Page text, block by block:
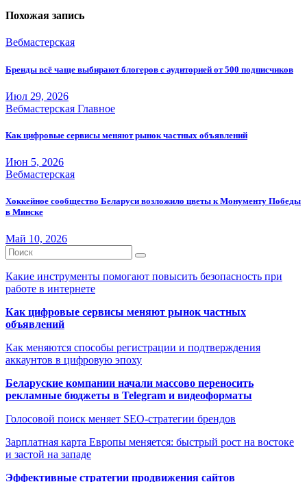
Похожая запись
Вебмастерская
Бренды всё чаще выбирают блогеров с аудиторией от 500 подписчиков
Июл 29, 2026
Вебмастерская Главное
Как цифровые сервисы меняют рынок частных объявлений
Июн 5, 2026
Вебмастерская
Хоккейное сообщество Беларуси возложило цветы к Монументу Победы
в Минске
Май 10, 2026
Какие инструменты помогают повысить безопасность при
работе в интернете
Как цифровые сервисы меняют рынок частных
объявлений
Как меняются способы регистрации и подтверждения
аккаунтов в цифровую эпоху
Беларуские компании начали массово переносить
рекламные бюджеты в Telegram и видеоформаты
Голосовой поиск меняет SEO-стратегии брендов
Зарплатная карта Европы меняется: быстрый рост на востоке
и застой на западе
Эффективные стратегии продвижения сайтов